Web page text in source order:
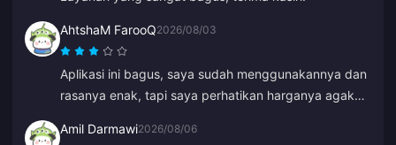
AhtshaM FarooQ2026/08/03
Aplikasi ini bagus, saya sudah menggunakannya dan
rasanya enak, tapi saya perhatikan harganya agak
beberapa penawaran menarik.
Amil Darmawi2026/08/06